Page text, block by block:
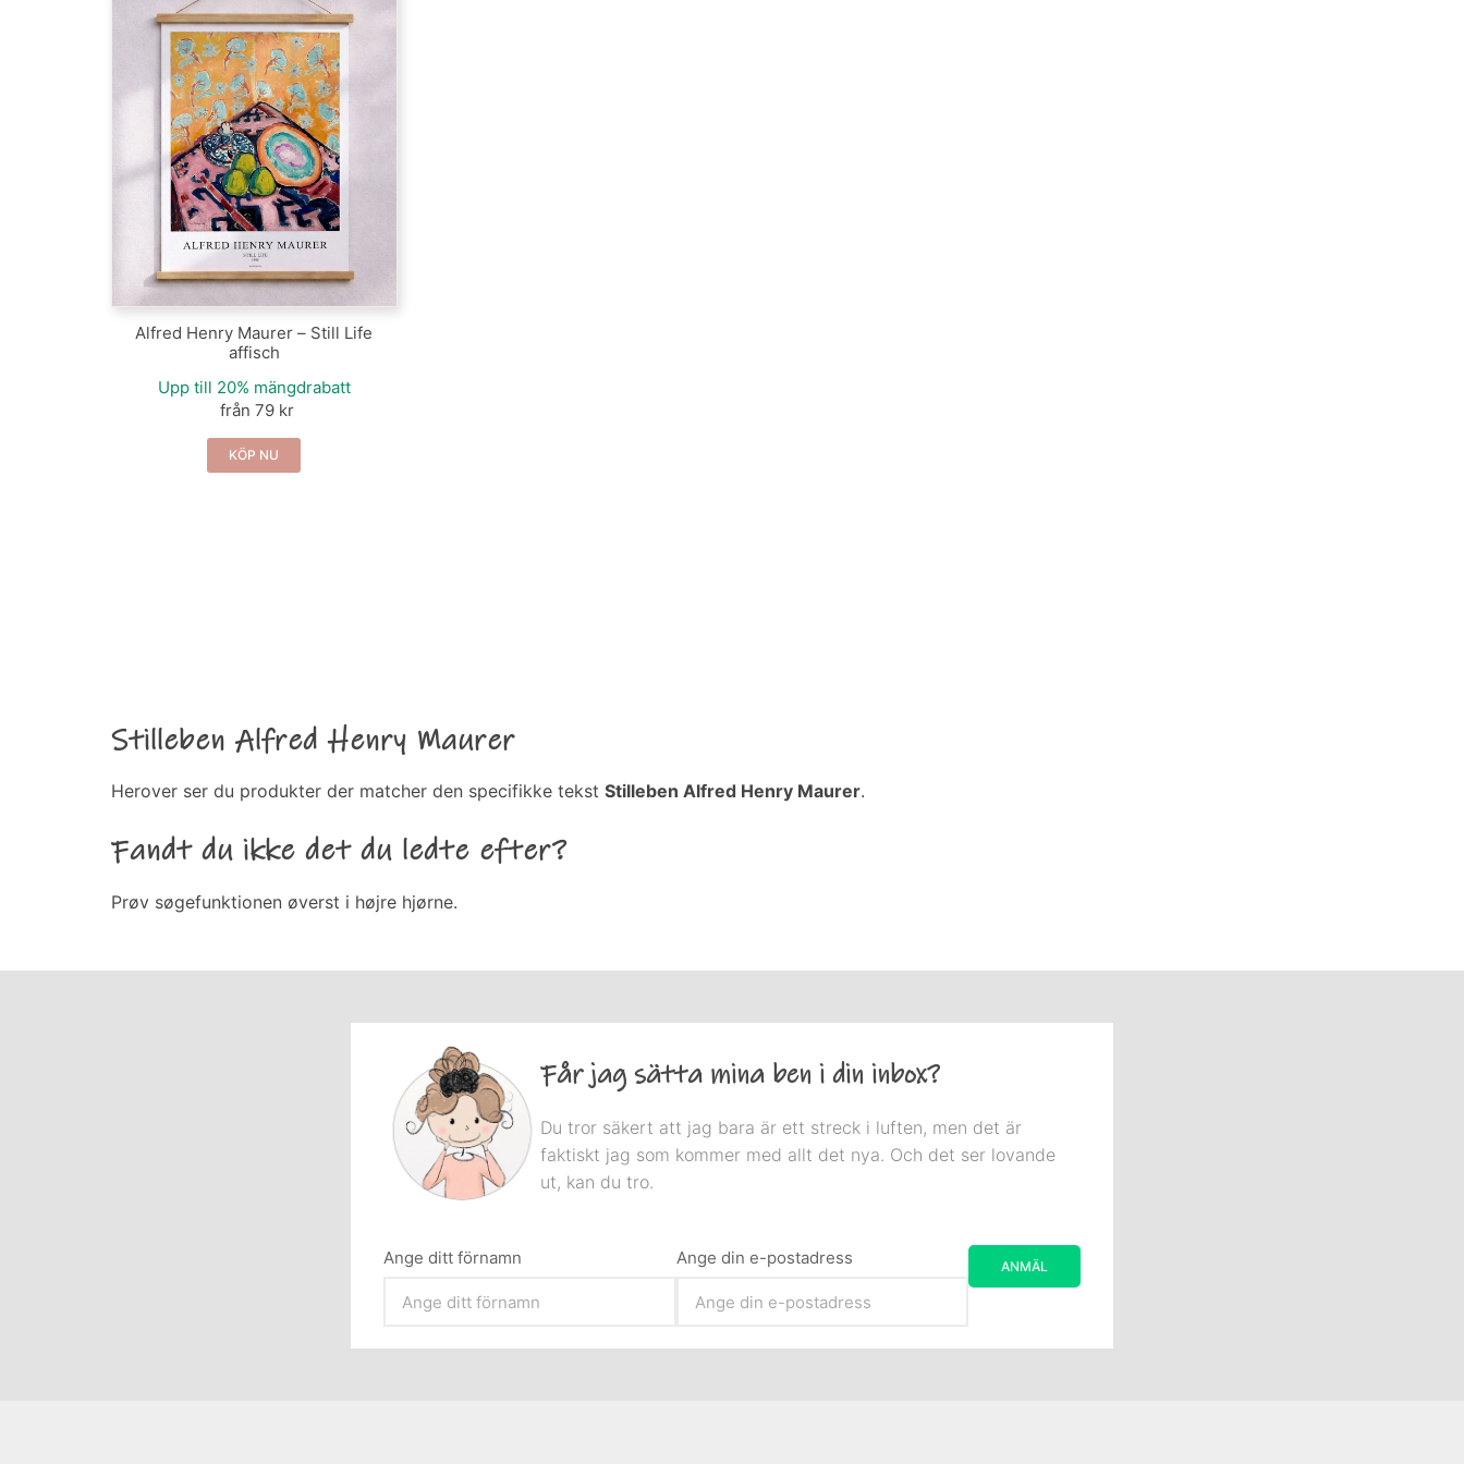
Alfred Henry Maurer – Still Life
affisch
Upp till 20% mängdrabatt
från 79 kr
KÖP NU
Stilleben Alfred Henry Maurer
Herover ser du produkter der matcher den specifikke tekst Stilleben Alfred Henry Maurer.
Fandt du ikke det du ledte efter?
Prøv søgefunktionen øverst i højre hjørne.
Får jag sätta mina ben i din inbox?
Du tror säkert att jag bara är ett streck i luften, men det är
faktiskt jag som kommer med allt det nya. Och det ser lovande
ut, kan du tro.
Ange ditt förnamn Ange din e-postadress